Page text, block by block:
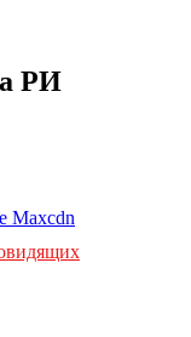
РИ
Maxcdn